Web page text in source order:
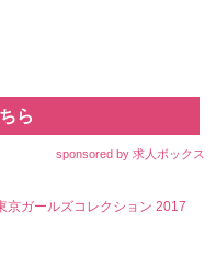
ら
sponsored by 求人ボックス
京ガールズコレクション 2017